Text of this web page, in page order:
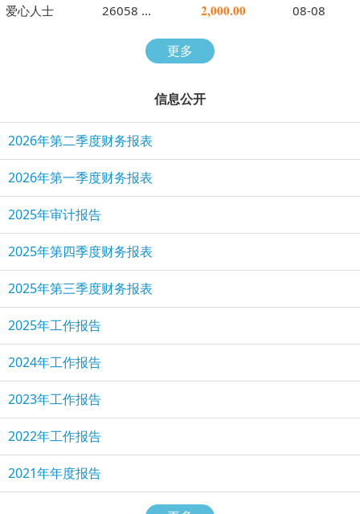
爱心人士
26058 ... 2,000.00 08-08
更多
信息公开
2026年第二季度财务报表
2026年第一季度财务报表
2025年审计报告
2025年第四季度财务报表
2025年第三季度财务报表
2025年工作报告
2024年工作报告
2023年工作报告
2022年工作报告
2021年年度报告